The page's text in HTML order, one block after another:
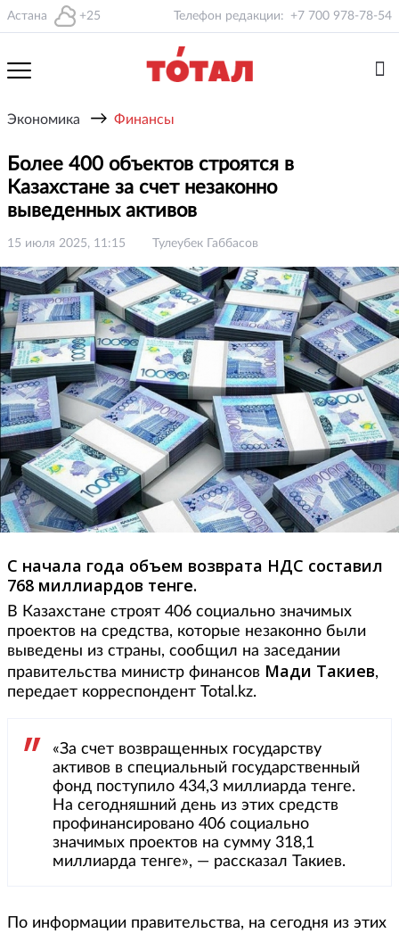
Астана +25 Телефон редакции: +7 700 978-78-54
Экономика → Финансы
Более 400 объектов строятся в
Казахстане за счет незаконно
выведенных активов
15 июля 2025, 11:15 Тулеубек Габбасов
С начала года объем возврата НДС составил
768 миллиардов тенге.
В Казахстане строят 406 социально значимых
проектов на средства, которые незаконно были
выведены из страны, сообщил на заседании
правительства министр финансов Мади Такиев,
передает корреспондент Total.kz.
«За счет возвращенных государству
активов в специальный государственный
фонд поступило 434,3 миллиарда тенге.
На сегодняшний день из этих средств
профинансировано 406 социально
значимых проектов на сумму 318,1
миллиарда тенге», — рассказал Такиев.
По информации правительства, на сегодня из этих